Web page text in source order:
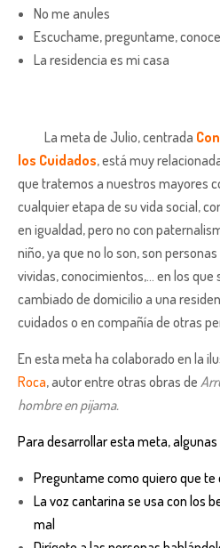
No me anules
Escuchame, preguntame,
La residencia es mi casa
La meta de Julio, centrada
los Cuidados, está muy
que tratemos a nuestros mayores
cualquier etapa de su vida social,
en igualdad, pero no con
niño, ya que no lo son, son
vividas, conocimientos,… en los que
cambiado de domicilio a una
cuidados o en compañía de otras
En esta meta ha colaborado en la
Roca, autor entre otras obras de
hombre en pijama.
Para desarrollar esta meta,
Preguntame como quiero que te
La voz cantarina se usa con los
mal